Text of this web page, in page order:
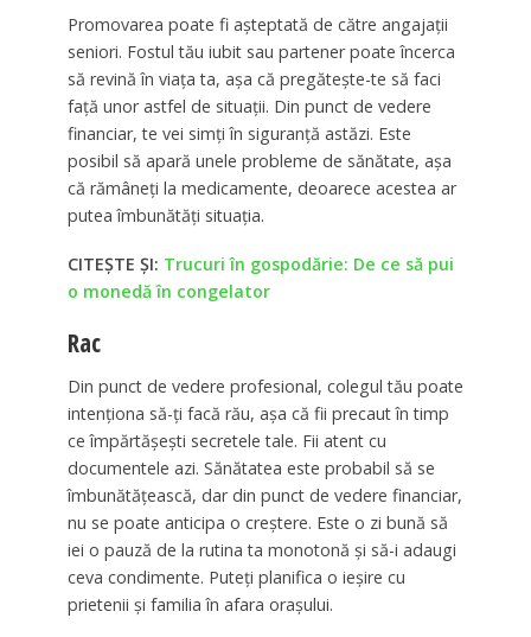
Promovarea poate fi așteptată de către angajații
seniori. Fostul tău iubit sau partener poate încerca
să revină în viața ta, așa că pregătește-te să faci
față unor astfel de situații. Din punct de vedere
financiar, te vei simți în siguranță astăzi. Este
posibil să apară unele probleme de sănătate, așa
că rămâneți la medicamente, deoarece acestea ar
putea îmbunătăți situația.
CITEȘTE ȘI: Trucuri în gospodărie: De ce să pui
o monedă în congelator
Rac
Din punct de vedere profesional, colegul tău poate
intenționa să-ți facă rău, așa că fii precaut în timp
ce împărtășești secretele tale. Fii atent cu
documentele azi. Sănătatea este probabil să se
îmbunătățească, dar din punct de vedere financiar,
nu se poate anticipa o creștere. Este o zi bună să
iei o pauză de la rutina ta monotonă și să-i adaugi
ceva condimente. Puteți planifica o ieșire cu
prietenii și familia în afara orașului.